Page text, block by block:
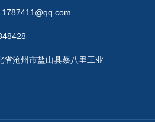
省沧州市盐山县蔡八里工业